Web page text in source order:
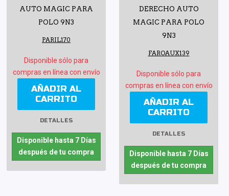
AUTO MAGIC PARA
POLO 9N3
PARIL170
Disponible sólo para
compras en línea con envío
AÑADIR AL
CARRITO
DETALLES
Disponible hasta 7 Días
después de tu compra
DERECHO AUTO
MAGIC PARA POLO
9N3
FAROAUX139
Disponible sólo para
compras en línea con envío
AÑADIR AL
CARRITO
DETALLES
Disponible hasta 7 Días
después de tu compra